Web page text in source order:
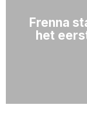
Frenna
het